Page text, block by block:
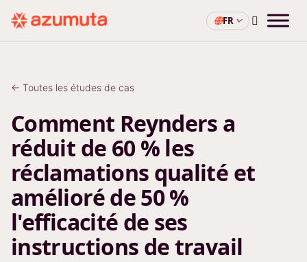
FR
← Toutes les études de cas
Comment Reynders a
réduit de 60 % les
réclamations qualité et
amélioré de 50 %
l'efficacité de ses
instructions de travail